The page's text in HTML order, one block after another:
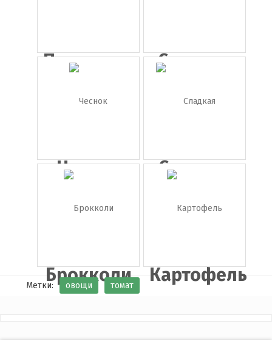
Помидоры
png
Сладкие
без...
Чеснок
Сладкая
кукуруза
Брокколи Картофель
Метки: овощи томат